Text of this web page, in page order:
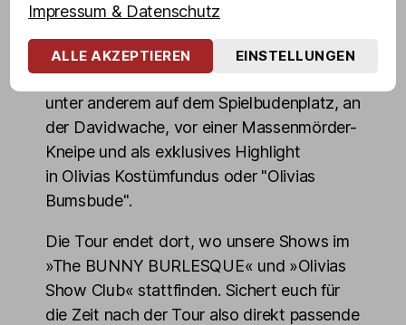
Freiheit über die Reeperbahn in den
Rotlicht-Dschungel mit Zwischenstopps
unter anderem auf dem Spielbudenplatz, an
der Davidwache, vor einer Massenmörder-
Kneipe und als exklusives Highlight
in Olivias Kostümfundus oder "Olivias
Bumsbude".
Die Tour endet dort, wo unsere Shows im
»The BUNNY BURLESQUE« und »Olivias
Show Club« stattfinden. Sichert euch für
die Zeit nach der Tour also direkt passende
Impressum & Datenschutz
ALLE AKZEPTIEREN EINSTELLUNGEN